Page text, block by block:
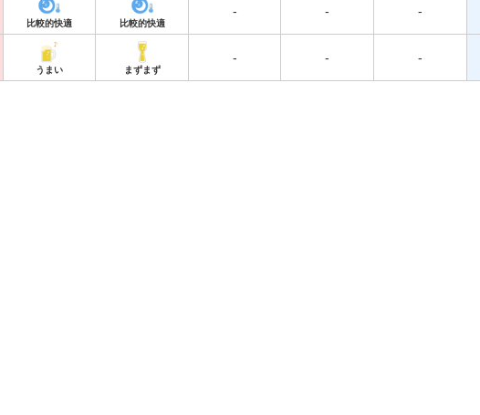
比較的快適 比較的快適
- - -
うまい まずまず
- - -